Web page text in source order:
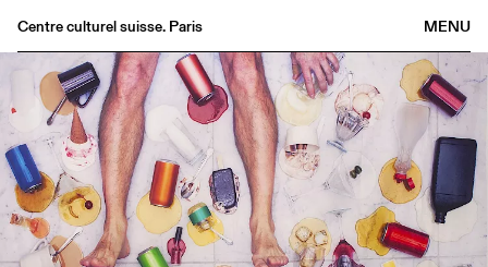
MENU
Centre culturel suisse. Paris
Agenda
Bookshop
Buvette
Archives
Medias
Publications